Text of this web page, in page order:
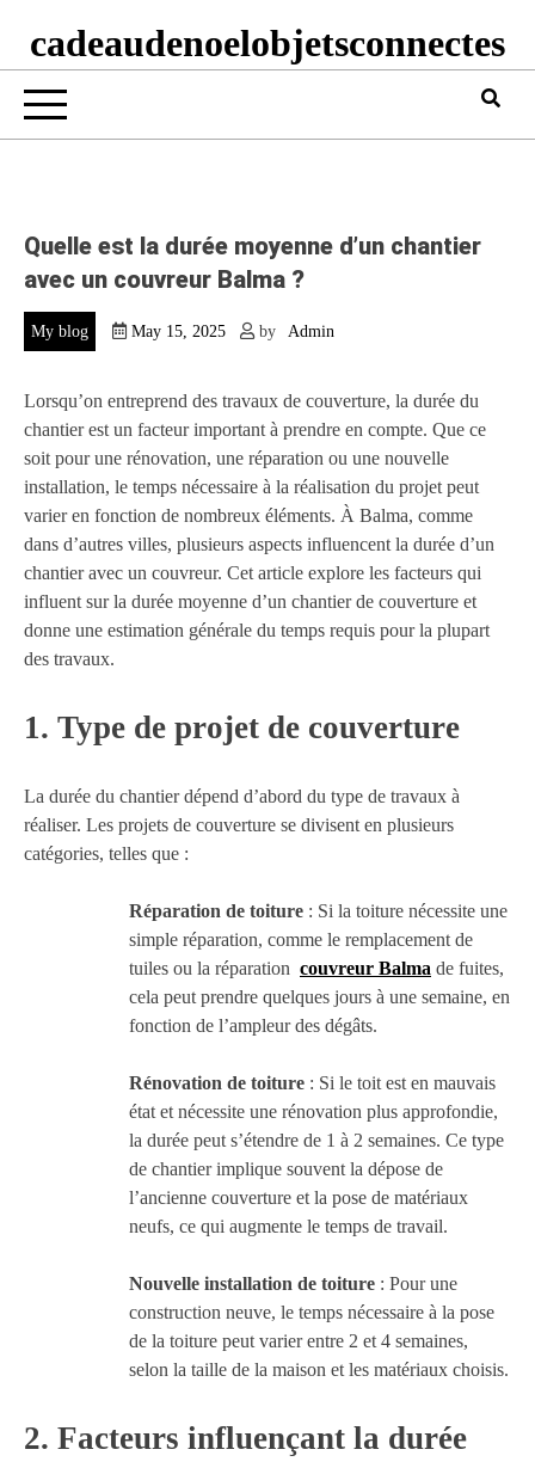
cadeaudenoelobjetsconnectes
Quelle est la durée moyenne d’un chantier
avec un couvreur Balma ?
My blog May 15, 2025 by Admin
Lorsqu’on entreprend des travaux de couverture, la durée du
chantier est un facteur important à prendre en compte. Que ce
soit pour une rénovation, une réparation ou une nouvelle
installation, le temps nécessaire à la réalisation du projet peut
varier en fonction de nombreux éléments. À Balma, comme
dans d’autres villes, plusieurs aspects influencent la durée d’un
chantier avec un couvreur. Cet article explore les facteurs qui
influent sur la durée moyenne d’un chantier de couverture et
donne une estimation générale du temps requis pour la plupart
des travaux.
1. Type de projet de couverture
La durée du chantier dépend d’abord du type de travaux à
réaliser. Les projets de couverture se divisent en plusieurs
catégories, telles que :
Réparation de toiture : Si la toiture nécessite une
simple réparation, comme le remplacement de
tuiles ou la réparation couvreur Balma de fuites,
cela peut prendre quelques jours à une semaine, en
fonction de l’ampleur des dégâts.
Rénovation de toiture : Si le toit est en mauvais
état et nécessite une rénovation plus approfondie,
la durée peut s’étendre de 1 à 2 semaines. Ce type
de chantier implique souvent la dépose de
l’ancienne couverture et la pose de matériaux
neufs, ce qui augmente le temps de travail.
Nouvelle installation de toiture : Pour une
construction neuve, le temps nécessaire à la pose
de la toiture peut varier entre 2 et 4 semaines,
selon la taille de la maison et les matériaux choisis.
2. Facteurs influençant la durée